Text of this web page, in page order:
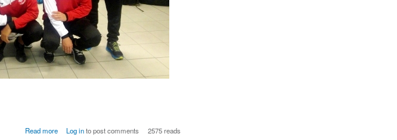
Read more
about Моите ученици. Коце Ангелов, 10
Log into post comments 2575 reads